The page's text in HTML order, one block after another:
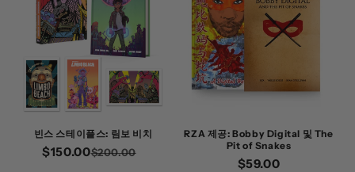
빈스 스테이플스: 림보 비치
$200.00
$150.00
RZA 제공: Bobby Digital 및 The
Pit of Snakes
정
$59.00